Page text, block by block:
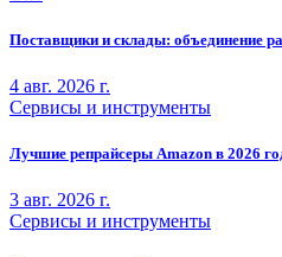
Поставщики и склады: объединение
4 авг. 2026 г.
Сервисы и инструменты
Лучшие репрайсеры Amazon в 2026
3 авг. 2026 г.
Сервисы и инструменты